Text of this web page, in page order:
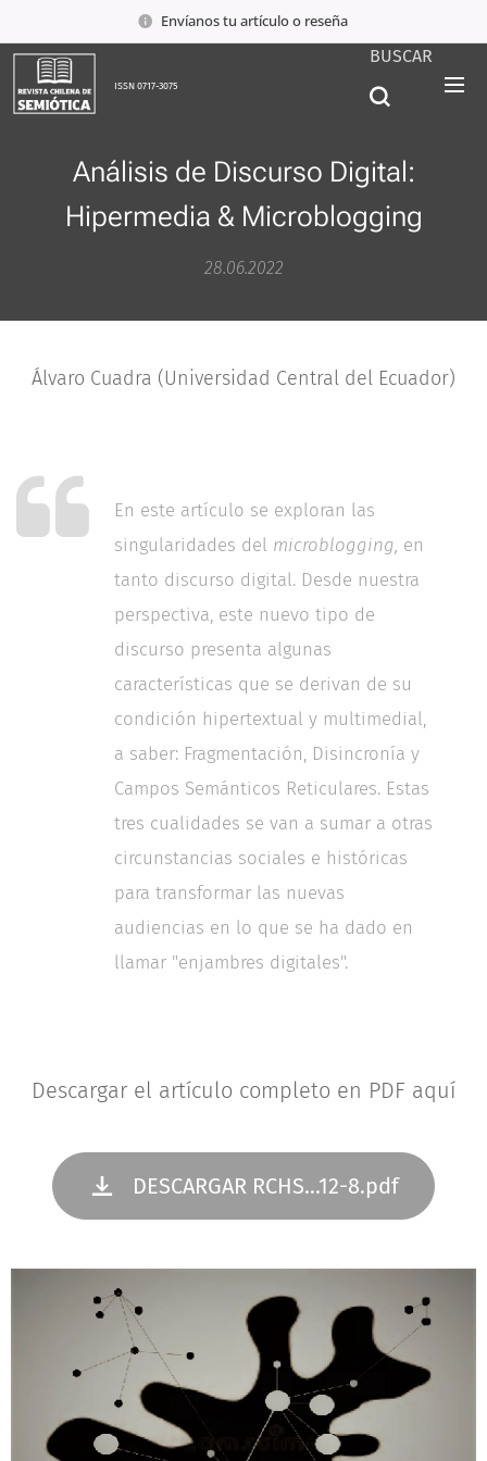
Envíanos tu artículo o reseña
ISSN 0717-3075
BUSCAR
Análisis de Discurso Digital:
Hipermedia & Microblogging
28.06.2022
Álvaro Cuadra (Universidad Central del Ecuador)
En este artículo se exploran las
singularidades del microblogging, en
tanto discurso digital. Desde nuestra
perspectiva, este nuevo tipo de
discurso presenta algunas
características que se derivan de su
condición hipertextual y multimedial,
a saber: Fragmentación, Disincronía y
Campos Semánticos Reticulares. Estas
tres cualidades se van a sumar a otras
circunstancias sociales e históricas
para transformar las nuevas
audiencias en lo que se ha dado en
llamar "enjambres digitales".
Descargar el artículo completo en PDF aquí
DESCARGAR RCHS...12-8.pdf